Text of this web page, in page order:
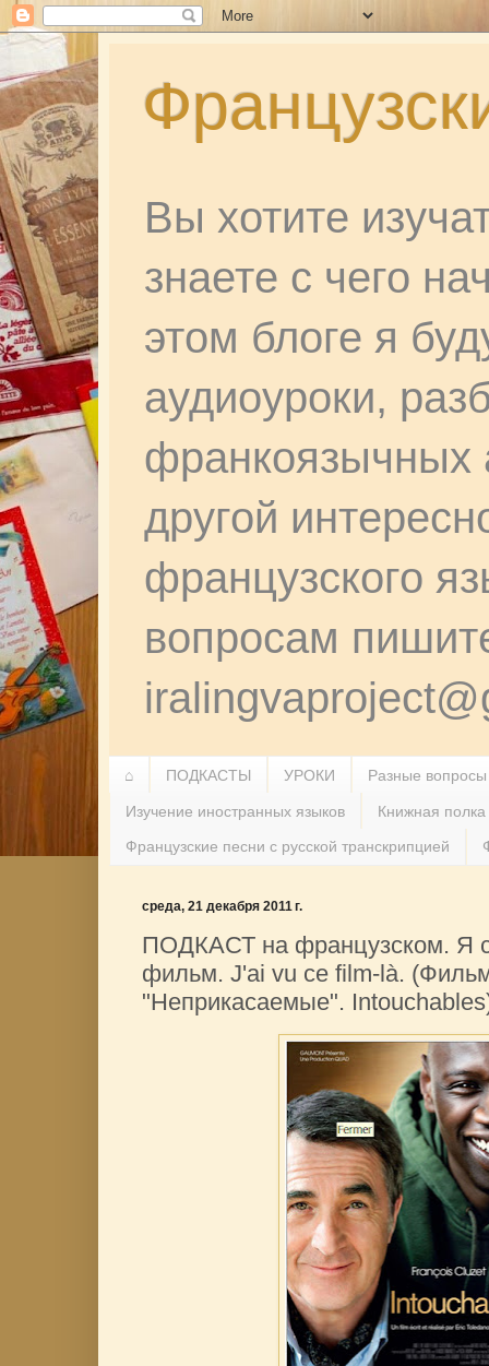
Вы хотите
знаете с чего
этом блоге я
аудиоуроки,
франкоязычных
другой
французского
вопросам
⌂ ПОДКАСТЫ УРОКИ Разные вопросы
Изучение иностранных языков Книжная полка
Французские песни с русской транскрипцией
среда, 21 декабря 2011 г.
ПОДКАСТ на французском. Я
фильм. J'ai vu ce film-là. (Фильм
"Неприкасаемые".